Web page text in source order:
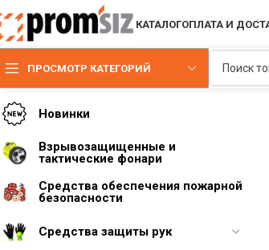
КАТАЛОГОПЛАТА И
ПРОСМОТР КАТЕГОРИЙ
Новинки
Взрывозащищенные и
тактические фонари
Средства обеспечения пожарной
безопасности
Средства защиты рук